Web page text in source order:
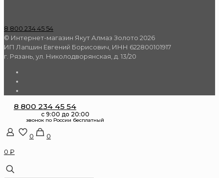
8 800 234 45 54
© Интернет-магазин Якут Алмаз Золото 2026
ИП Лапшин Евгений Борисович, ИНН 622800101917
г. Рязань, ул. Николодворянская, д. 13/20
8 800 234 45 54
0
0
0 ₽